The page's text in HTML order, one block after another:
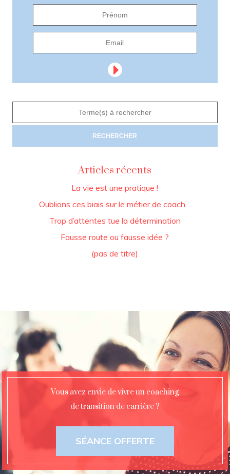
Articles récents
La vie est une pratique !
Oublions ces biais sur le métier de coach…
Trop d’attentes tue la détermination
Fausse route ou fausse idée ?
(pas de titre)
Vous avez envie de vivre un coaching
de transition de carrière ?
SÉANCE OFFERTE